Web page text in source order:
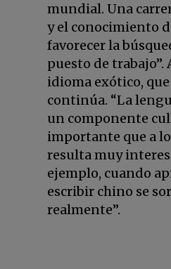
mundial. Una
y el conocimiento
favorecer la
puesto de trabajo”.
idioma exótico, que
continúa. “La
un componente
importante que a
resulta muy
ejemplo, cuando
escribir chino se
realmente”.